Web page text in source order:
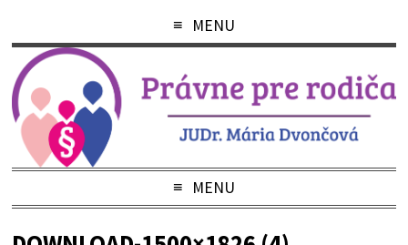
MENU
MENU